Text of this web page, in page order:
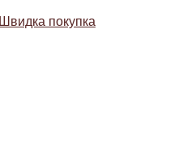
Швидка покупка